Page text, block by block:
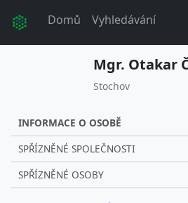
Domů Vyhledávání
Mgr. Otakar
Stochov
INFORMACE O OSOBĚ
SPŘÍZNĚNÉ SPOLEČNOSTI
SPŘÍZNĚNÉ OSOBY